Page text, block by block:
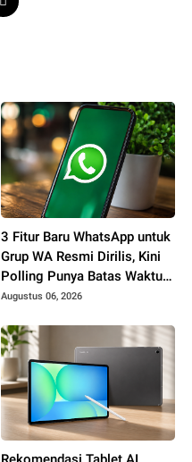
3 Fitur Baru WhatsApp untuk
Grup WA Resmi Dirilis, Kini
Polling Punya Batas Waktu
hingga Fitur @all
Augustus 06, 2026